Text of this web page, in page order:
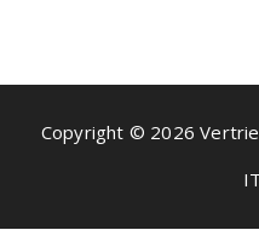
Copyright © 2026